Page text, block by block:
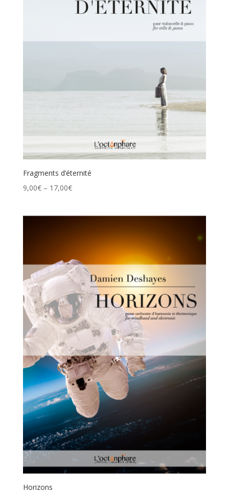
Fragments d’éternité
9,00€– 17,00€
Horizons